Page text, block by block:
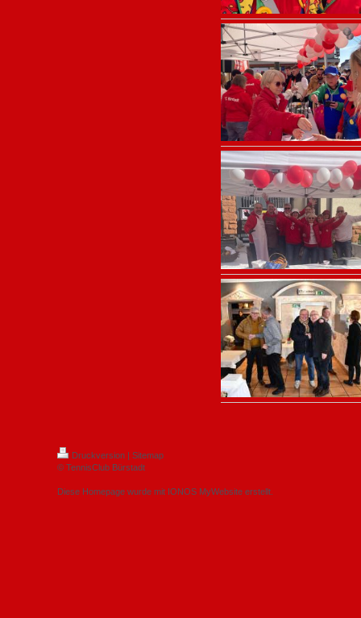
Druckversion | Sitemap
© TennisClub Bürstadt
Diese Homepage wurde mit IONOS MyWebsite erstellt.